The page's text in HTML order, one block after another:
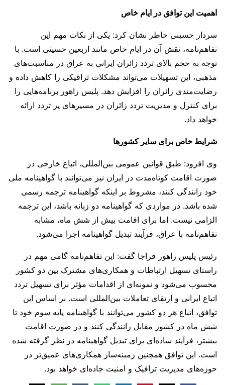
اهمیت این توافق در ایام خاص
سردار حسینی خاطر نشان کرد: یکی از نکات مهم این
تفاهم‌نامه، نقش آن در ایام خاص مانند اربعین حسینی است. با
توجه به حجم بالای تردد زائران ایرانی به عراق در مناسبت‌های
مذهبی، این تسهیلات می‌تواند مشکلات ترافیکی را کاهش داده و
رضایت‌مندی زائران را افزایش دهد. پلیس راهور برنامه‌هایی را
برای کنترل و مدیریت تردد زائران در مسیرهای پر تردد ارائه
خواهد داد.
شرایط خاص برای سایر کشورها
وی افزود: طبق قوانین عمومی بین‌المللی، اتباع خارجی در
صورت اقامت کوتاه‌مدت در ایران نیز می‌توانند با گواهینامه ملی
خود رانندگی کنند، مشروط بر اینکه گواهینامه ترجمه رسمی
شده باشد. در مواردی که گواهینامه دو زبانه باشد، این ترجمه
الزامی نیست. اما برای اقامت بیش از شش ماه، مشابه
تفاهم‌نامه با عراق، فرآیند تبدیل گواهینامه اجرا می‌شود.
رئیس پلیس راهور فراجا گفت: این تفاهم‌نامه گامی مهم در
راستای تسهیل ارتباطات و همکاری‌های مشترک بین دو کشور
محسوب می‌شود و نمونه‌ای از اقدامات مؤثر برای تسهیل تردد
اتباع ایرانی و ارتقای تعاملات بین‌المللی است. بر اساس این
توافق، اتباع هر دو کشور می‌توانند با گواهینامه پایه سوم خود تا
شش ماه در کشور مقابل رانندگی کنند و در صورت اقامت
بیشتر، فرآیند ساده‌ای برای تبدیل گواهینامه در نظر گرفته شده
است. این توافق همچنین زمینه‌ساز همکاری‌های عمیق‌تر در
حوزه‌های مدیریت ترافیک و امنیت جاده‌ای خواهد بود.